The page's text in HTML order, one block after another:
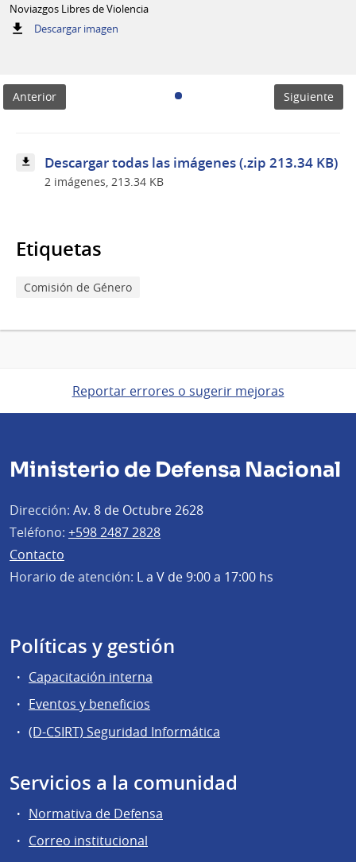
Noviazgos Libres de Violencia
Descargar imagen:
Anterior
Siguiente
Descargar todas las imágenes (.zip 213.34 KB)
2 imágenes, 213.34 KB
Etiquetas
Comisión de Género
Reportar errores o sugerir mejoras
Ministerio de Defensa Nacional
Dirección: Av. 8 de Octubre 2628
Teléfono: +598 2487 2828
Contacto
Horario de atención: L a V de 9:00 a 17:00 hs
Políticas y gestión
Capacitación interna
Eventos y beneficios
(D-CSIRT) Seguridad Informática
Servicios a la comunidad
Normativa de Defensa
Correo institucional